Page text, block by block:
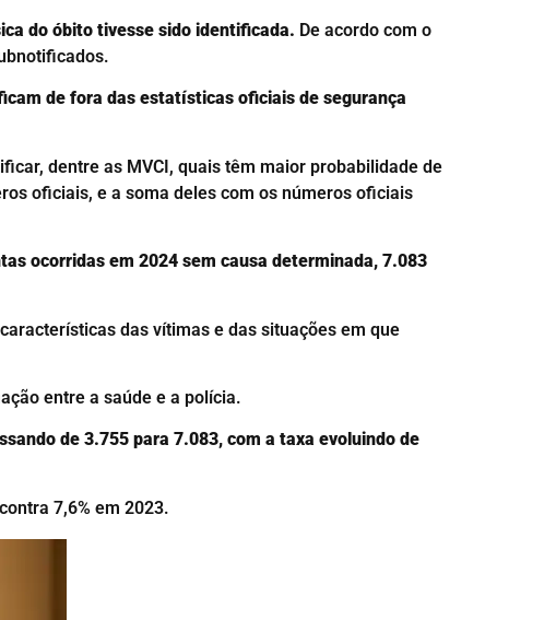
do óbito tivesse sido identificada. De acordo com o
de fora das estatísticas oficiais de segurança
dentre as MVCI, quais têm maior probabilidade de
oficiais, e a soma deles com os números oficiais
ocorridas em 2024 sem causa determinada, 7.083
das vítimas e das situações em que
entre a saúde e a polícia.
de 3.755 para 7.083, com a taxa evoluindo de
7,6% em 2023.